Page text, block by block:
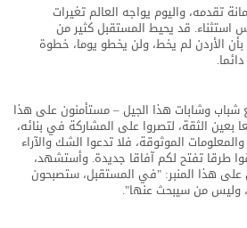
تقدمه، واليوم يواجه العالم تغيرات
استثناء. قد يحيط المستقبل كثير من
بأن الأردن لم يخط، ولن يخطو يوما، خطوة
شباب وشابات هذا الجيل – مستأمنون على هذا
بعين الثقة، لتصروا على المشاركة في بنائه،
الموثوقة، فلا تدعوا الشك والآراء
طرقا تفتح لكم آفاقا جديدة. وأستشهد،
على هذا المنبر: "في المستقبل، ستصبحون
وليس من سيبحث عنها".